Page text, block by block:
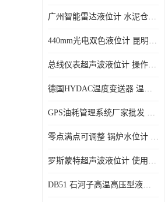
广州智能雷达液位计 水泥仓料位
440mm光电双色液位计 昆明锅炉汽包用光电液位计
总线仪表超声波液位计 操作简单
德国HYDAC温度变送器 温度变送器工作原理 市场性价比优
GPS油耗管理系统厂家批发 CR-606 汽车油位传感器故障
零点满点可调整 锅炉水位计 太原智能锅炉汽包液位计生产厂家
罗斯蒙特超声波液位计 使用寿命长
DB51 石河子高温高压型液位变送器 性能稳定